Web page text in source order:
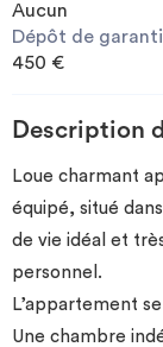
Aucun
Dépôt de
450 €
Description
Loue charmant
équipé, situé
de vie idéal et
personnel.
​L’appartement
​Une chambre